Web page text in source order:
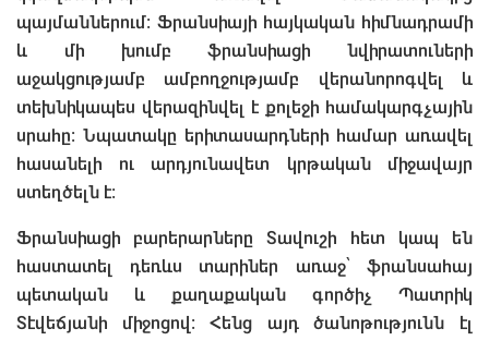
պայմաններում։ Ֆրանսիայի հայկական հիմնադրամի
և մի խումբ ֆրանսիացի նվիրատուների
աջակցությամբ ամբողջությամբ վերանորոգվել և
տեխնիկապես վերազինվել է քոլեջի համակարգչային
սրահը։ Նպատակը երիտասարդների համար առավել
հասանելի ու արդյունավետ կրթական միջավայր
ստեղծելն է։
Ֆրանսիացի բարերարները Տավուշի հետ կապ են
հաստատել դեռևս տարիներ առաջ՝ ֆրանսահայ
պետական և քաղաքական գործիչ Պատրիկ
Տէվեճյանի միջոցով։ Հենց այդ ծանոթությունն էլ